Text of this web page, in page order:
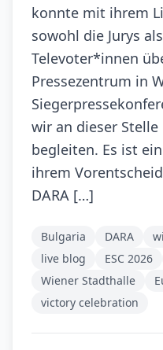
konnte mit ihrem
sowohl die Jurys
Televoter*innen
Pressezentrum in
wir an dieser
begleiten. Es ist
ihrem
DARA […]
Bulgaria DARA
live blog
ESC 2026
Wiener Stadthalle
victory celebration